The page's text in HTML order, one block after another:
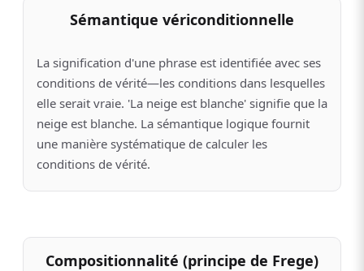
Sémantique vériconditionnelle
La signification d'une phrase est identifiée avec ses
conditions de vérité—les conditions dans lesquelles
elle serait vraie. 'La neige est blanche' signifie que la
neige est blanche. La sémantique logique fournit
une manière systématique de calculer les
conditions de vérité.
Compositionnalité (principe de Frege)